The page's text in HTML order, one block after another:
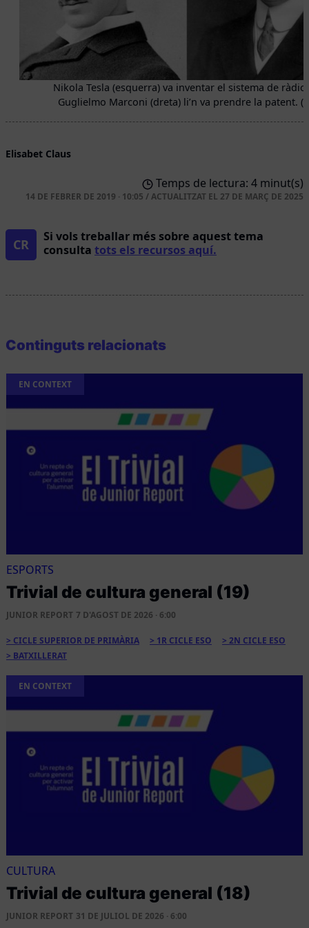
Nikola Tesla (esquerra) va inventar el sistema de
Guglielmo Marconi (dreta) li’n va prendre la patent.
Elisabet Claus
Temps de lectura: 4 minut(s)
14 DE FEBRER DE 2019 · 10:05 /ACTUALITZAT EL 27 DE MARÇ DE 2025
CR
Si vols treballar més sobre aquest tema
consulta tots els recursos aquí.
Continguts relacionats
EN CONTEXT
ESPORTS
Trivial de cultura general (19)
JUNIOR REPORT 7 D'AGOST DE 2026 · 6:00
CICLE SUPERIOR DE PRIMÀRIA 1R CICLE ESO
2N CICLE ESO
BATXILLERAT
EN CONTEXT
CULTURA
Trivial de cultura general (18)
JUNIOR REPORT 31 DE JULIOL DE 2026 · 6:00